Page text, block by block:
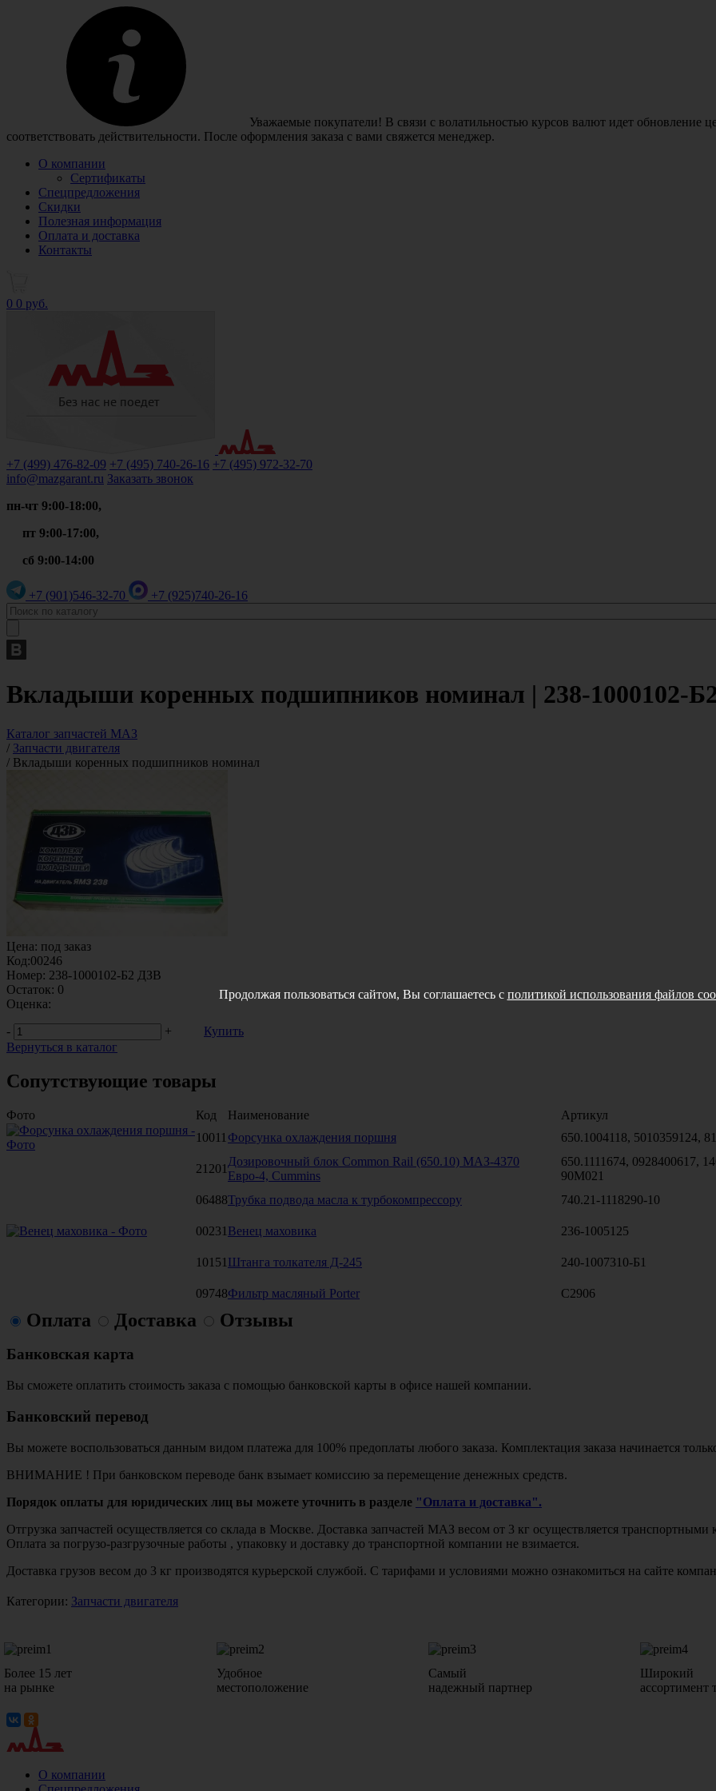
Уважаемые покупатели! В связи с волатильностью курсов валют идет обновление
соответствовать действительности. После оформления заказа с вами свяжется менеджер.
О компании
Сертификаты
Спецпредложения
Скидки
Полезная информация
Оплата и доставка
Контакты
0 0 руб.
+7 (499) 476-82-09 +7 (495) 740-26-16 +7 (495) 972-32-70
info@mazgarant.ru Заказать звонок
пн-чт 9:00-18:00,
пт 9:00-17:00,
сб 9:00-14:00
+7 (901)546-32-70 +7 (925)740-26-16
Вкладыши коренных подшипников номинал | 238-1000102-
Каталог запчастей МАЗ
/ Запчасти двигателя
/ Вкладыши коренных подшипников номинал
Цена: под заказ
Код:00246
Номер: 238-1000102-Б2 ДЗВ
Остаток: 0
Оценка:
-
+
Купить
Вернуться в каталог
Сопутствующие товары
Фото Код Наименование Артикул
10011 Форсунка охлаждения поршня 650.1004118, 5010359124,
21201
Дозировочный блок Common Rail (650.10) МАЗ-4370
Евро-4, Cummins
650.1111674, 0928400617,
90M021
06488Трубка подвода масла к турбокомпрессору 740.21-1118290-10
00231 Венец маховика 236-1005125
10151 Штанга толкателя Д-245 240-1007310-Б1
09748Фильтр масляный Porter C2906
Оплата Доставка Отзывы
Банковская карта
Вы сможете оплатить стоимость заказа с помощью банковской карты в офисе нашей компании.
Банковский перевод
Вы можете воспользоваться данным видом платежа для 100% предоплаты любого заказа. Комплектация заказа начинается
ВНИМАНИЕ ! При банковском переводе банк взымает комиссию за перемещение денежных средств.
Порядок оплаты для юридических лиц вы можете уточнить в разделе "Оплата и доставка".
Отгрузка запчастей осуществляется со склада в Москве. Доставка запчастей МАЗ весом от 3 кг осуществляется
Оплата за погрузо-разгрузочные работы , упаковку и доставку до транспортной компании не взимается.
Доставка грузов весом до 3 кг производятся курьерской службой. С тарифами и условиями можно ознакомиться на сайте
Категории: Запчасти двигателя
Более 15 лет
на рынке
Удобное
местоположение
Самый
надежный партнер
Широкий
ассортимент
О компании
Продолжая пользоваться сайтом, Вы соглашаетесь с политикой использования файлов